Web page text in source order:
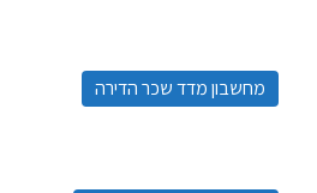
מחשבון מדד שכר הדירה